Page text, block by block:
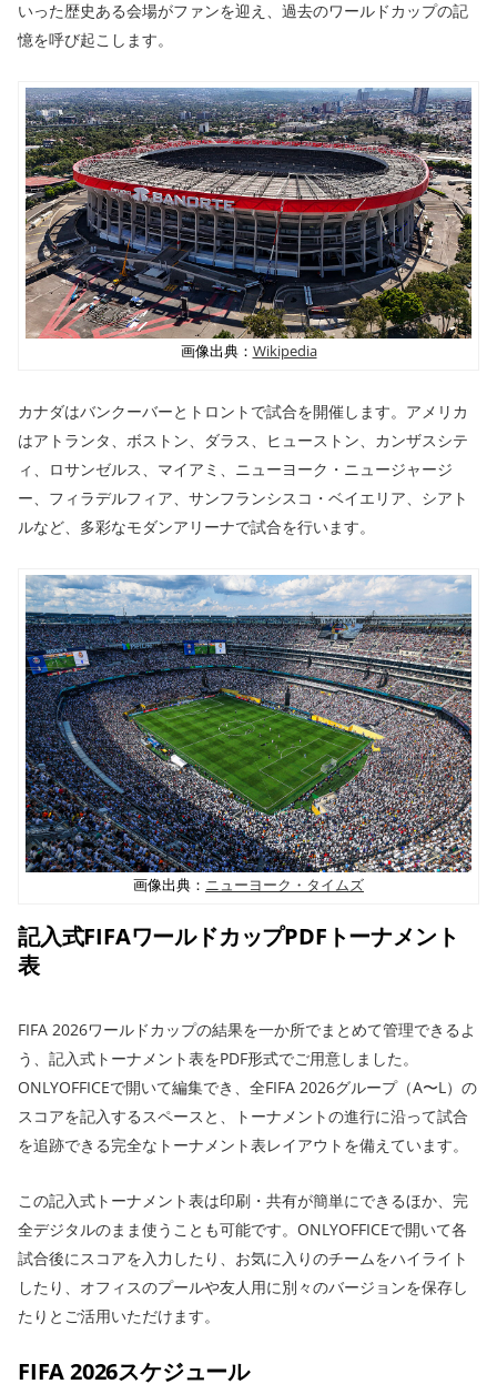
いった歴史ある会場がファンを迎え、過去のワールドカップの記
憶を呼び起こします。
画像出典： Wikipedia
カナダはバンクーバーとトロントで試合を開催します。アメリカ
はアトランタ、ボストン、ダラス、ヒューストン、カンザスシテ
ィ、ロサンゼルス、マイアミ、ニューヨーク・ニュージャージ
ー、フィラデルフィア、サンフランシスコ・ベイエリア、シアト
ルなど、多彩なモダンアリーナで試合を行います。
画像出典： ニューヨーク・タイムズ
記入式FIFAワールドカップPDFトーナメント
表
FIFA 2026ワールドカップの結果を一か所でまとめて管理できるよ
う、記入式トーナメント表をPDF形式でご用意しました。
ONLYOFFICEで開いて編集でき、全FIFA 2026グループ（A〜L）の
スコアを記入するスペースと、トーナメントの進行に沿って試合
を追跡できる完全なトーナメント表レイアウトを備えています。
この記入式トーナメント表は印刷・共有が簡単にできるほか、完
全デジタルのまま使うことも可能です。ONLYOFFICEで開いて各
試合後にスコアを入力したり、お気に入りのチームをハイライト
したり、オフィスのプールや友人用に別々のバージョンを保存し
たりとご活用いただけます。
FIFA 2026スケジュール